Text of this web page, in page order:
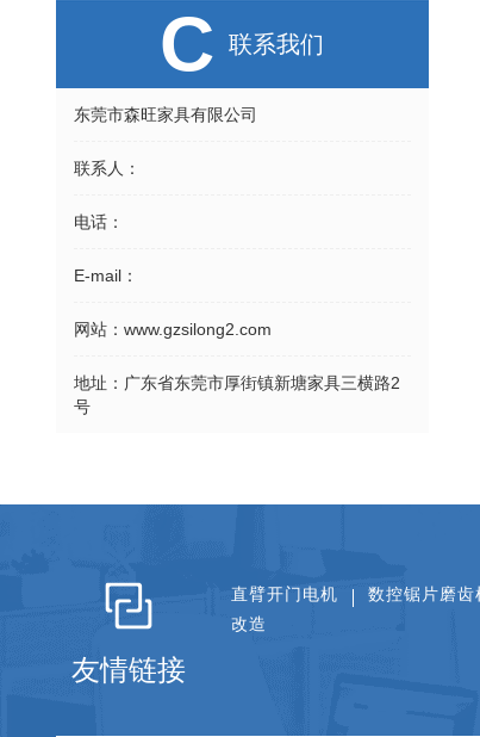
C 联系我们
东莞市森旺家具有限公司
联系人：
电话：
E-mail：
网站： www.gzsilong2.com
地址： 广东省东莞市厚街镇新塘家具三横路2
号
友情链接
直臂开门电机 数控锯片磨齿
改造